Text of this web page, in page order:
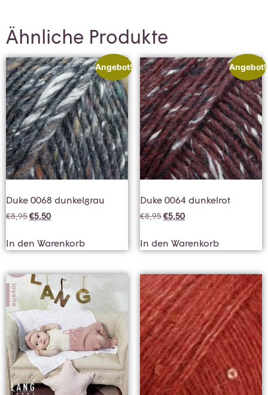
Ähnliche Produkte
Angebot!
Duke 0068 dunkelgrau
€8,95€5,50
In den Warenkorb
Angebot!
Duke 0064 dunkelrot
€8,95€5,50
In den Warenkorb